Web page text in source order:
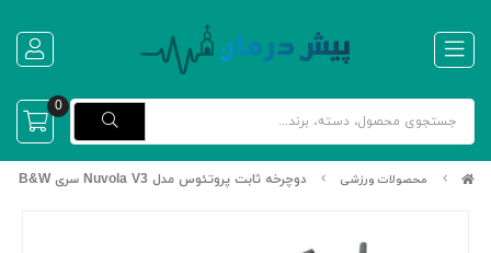
0
محصولات ورزشی دوچرخه ثابت پروتئوس مدل Nuvola V3 سری B&W